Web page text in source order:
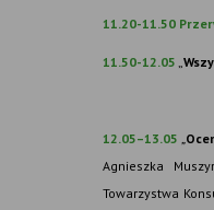
11.20-11.50
11.50-12.05
12.05–13.05
Agnieszka
Towarzystwa